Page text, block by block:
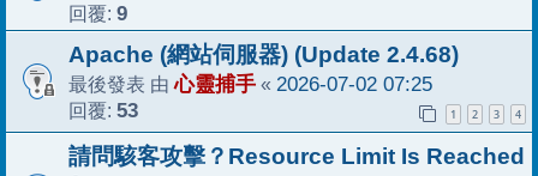
回覆: 9
Apache (網站伺服器) (Update 2.4.68)
最後發表 由心靈捕手 « 2026-07-02 07:25
回覆: 53 1 2 3 4
請問駭客攻擊？Resource Limit Is Reached